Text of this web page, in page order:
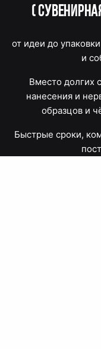
(
от идеи до
и
Вместо долгих
нанесения и
образцов и
Быстрые сроки,